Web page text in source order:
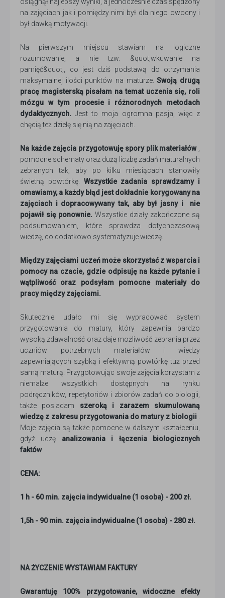
osiągnął najlepszy wyniki, a jednocześnie czas spędzony
na zajęciach jak i pomiędzy nimi był dla niego owocny i
był dawką motywacji.
Na pierwszym miejscu stawiam na logiczne
rozumowanie, a nie tzw. &quot;wkuwanie na
pamięć&quot;, co jest dziś podstawą do otrzymania
maksymalnej ilości punktów na maturze.Swoją drugą
pracę magisterską pisałam na temat uczenia się, roli
mózgu w tym procesie i różnorodnych metodach
dydaktycznych. Jest to moja ogromna pasja, więc z
chęcią też dzielę się nią na zajęciach.
Na każde zajęcia przygotowuję spory plik materiałów,
pomocne schematy oraz dużą liczbę zadań maturalnych
zebranych tak, aby po kilku miesiącach stanowiły
świetną powtórkę. Wszystkie zadania sprawdzamy i
omawiamy, a każdy błąd jest dokładnie korygowany na
zajęciach i dopracowywany tak, aby był jasny i nie
pojawił się ponownie. Wszystkie działy zakończone są
podsumowaniem, które sprawdza dotychczasową
wiedzę, co dodatkowo systematyzuje wiedzę.
Między zajęciami uczeń może skorzystać z wsparcia i
pomocy na czacie, gdzie odpisuję na każde pytanie i
wątpliwość oraz podsyłam pomocne materiały do
pracy między zajęciami.
Skutecznie udało mi się wypracować system
przygotowania do matury, który zapewnia bardzo
wysoką zdawalność oraz daje możliwość zebrania przez
uczniów potrzebnych materiałów i wiedzy
zapewniających szybką i efektywną powtórkę tuż przed
samą maturą. Przygotowując swoje zajęcia korzystam z
niemalże wszystkich dostępnych na rynku
podręczników, repetytoriów i zbiorów zadań do biologii,
także posiadam szeroką i zarazem skumulowaną
wiedzę z zakresu przygotowania do matury z biologii.
Moje zajęcia są także pomocne w dalszym kształceniu,
gdyż uczę analizowania i łączenia biologicznych
faktów.
CENA:
1 h - 60 min. zajęcia indywidualne (1 osoba) - 200 zł.
1,5h - 90 min. zajęcia indywidualne (1 osoba) - 280 zł.
NA ŻYCZENIE WYSTAWIAM FAKTURY
Gwarantuję 100% przygotowanie, widoczne efekty